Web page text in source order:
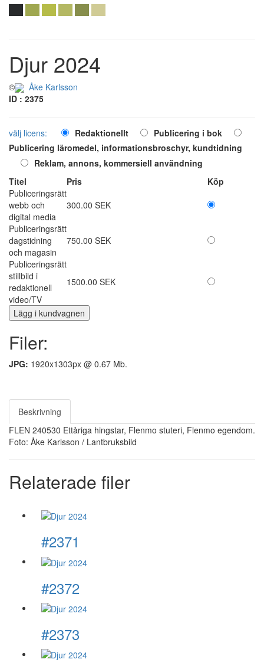
Djur 2024
©
Åke Karlsson
ID : 2375
välj licens: Redaktionellt
Publicering i bok
Publicering läromedel, informationsbroschyr, kundtidning
Reklam, annons, kommersiell användning
Titel
Pris
Köp
Publiceringsrätt
webb och
digital media
300.00 SEK
Publiceringsrätt
dagstidning
och magasin
750.00 SEK
Publiceringsrätt
stillbild i
redaktionell
video/TV
1500.00 SEK
Filer:
JPG: 1920x1303px @ 0.67 Mb.
Beskrivning
FLEN 240530 Ettåriga hingstar, Flenmo stuteri, Flenmo egendom.
Foto: Åke Karlsson / Lantbruksbild
Relaterade filer
#2371
#2372
#2373